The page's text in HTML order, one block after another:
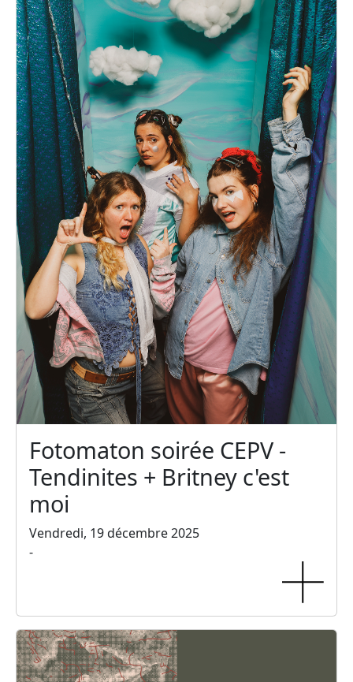
Fotomaton soirée CEPV -
Tendinites + Britney c'est
moi
Vendredi, 19 décembre 2025
-